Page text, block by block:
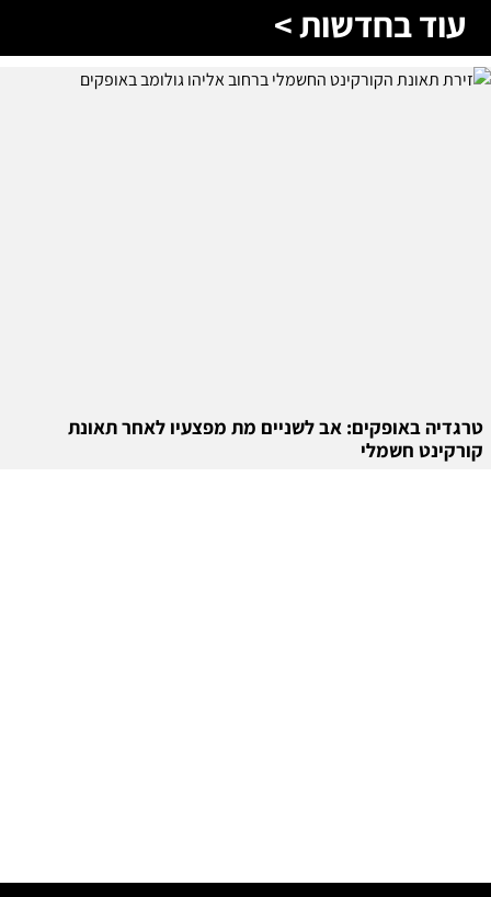
עוד בחדשות >
טרגדיה באופקים: אב לשניים מת מפצעיו לאחר תאונת
קורקינט חשמלי